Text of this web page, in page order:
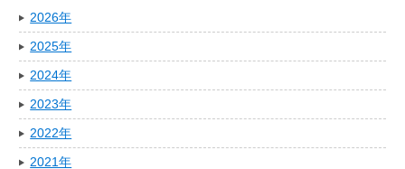
2026年
2025年
2024年
2023年
2022年
2021年